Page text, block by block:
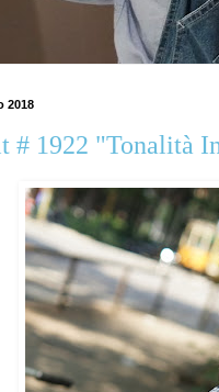
2018
# 1922 "Tonalità